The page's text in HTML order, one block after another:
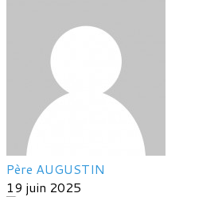
Père AUGUSTIN
19 juin 2025